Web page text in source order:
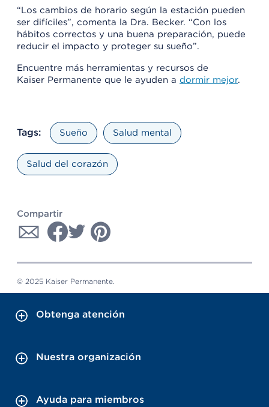
“Los cambios de horario según la estación pueden
ser difíciles”, comenta la Dra. Becker. “Con los
hábitos correctos y una buena preparación, puede
reducir el impacto y proteger su sueño”.
Encuentre más herramientas y recursos de
Kaiser Permanente que le ayuden a dormir mejor.
Tags: Sueño Salud mental
Salud del corazón
Compartir
© 2025 Kaiser Permanente.
Obtenga atención
Nuestra organización
Ayuda para miembros